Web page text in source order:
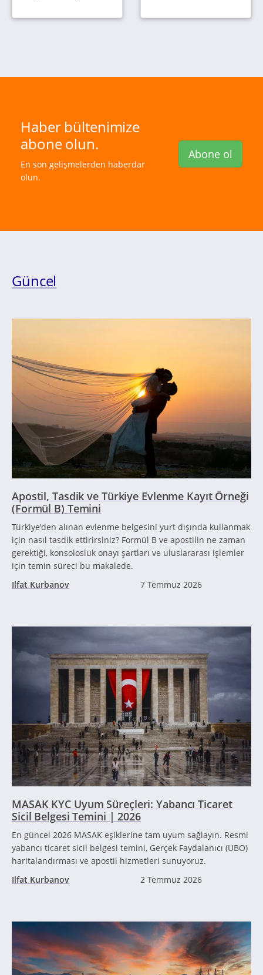
Haber bültenimize
abone olun.
En son gelişmelerden haberdar
olun.
Abone ol
Güncel
Apostil, Tasdik ve Türkiye Evlenme Kayıt Örneği
(Formül B) Temini
Türkiye'den alınan evlenme belgesini yurt dışında kullanmak
için nasıl tasdik ettirirsiniz? Formül B ve apostilin ne zaman
gerektiği, konsolosluk onayı şartları ve uluslararası işlemler
için temin süreci bu makalede.
Ilfat Kurbanov
7 Temmuz 2026
MASAK KYC Uyum Süreçleri: Yabancı Ticaret
Sicil Belgesi Temini | 2026
En güncel 2026 MASAK eşiklerine tam uyum sağlayın. Resmi
yabancı ticaret sicil belgesi temini, Gerçek Faydalanıcı (UBO)
haritalandırması ve apostil hizmetleri sunuyoruz.
Ilfat Kurbanov
2 Temmuz 2026